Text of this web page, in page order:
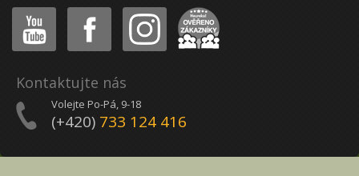
Youtube Facebook Instagram Heureka
Kontaktujte nás
Volejte Po-Pá, 9-18
(+420) 733 124 416